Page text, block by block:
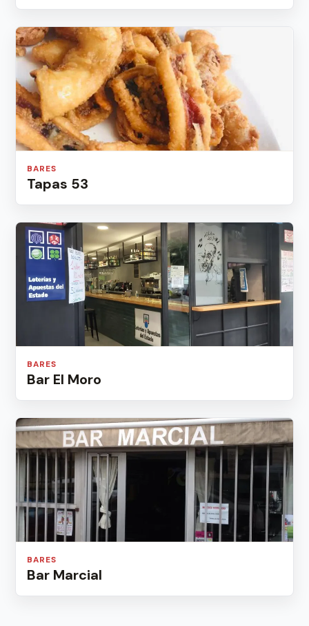
BARES
Tapas 53
BARES
Bar El Moro
BARES
Bar Marcial